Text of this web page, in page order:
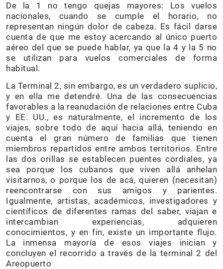
De la 1 no tengo quejas mayores: Los vuelos
nacionales, cuando se cumple el horario, no
representan ningún dolor de cabeza. Es fácil darse
cuenta de que me estoy acercando al único puerto
aéreo del que se puede hablar, ya que la 4 y la 5 no
se utilizan para vuelos comerciales de forma
habitual.
La Terminal 2, sin embargo, es un verdadero suplicio,
y en ella me detendré. Una de las consecuencias
favorables a la reanudación de relaciones entre Cuba
y EE. UU., es naturalmente, el incremento de los
viajes, sobre todo de aquí hacia allá, teniendo en
cuenta el gran número de familias que tienen
miembros repartidos entre ambos territorios. Entre
las dos orillas se establecen puentes cordiales, ya
sea porque los cubanos que viven allá anhelan
visitarnos, o porque los de acá, quieren (necesitan)
reencontrarse con sus amigos y parientes.
Igualmente, artistas, académicos, investigadores y
científicos de diferentes ramas del saber, viajan e
intercambian experiencias, adquieren
conocimientos, y en fin, existe un importante flujo.
La inmensa mayoría de esos viajes inician y
concluyen el recorrido a través de la terminal 2 del
Areopuerto